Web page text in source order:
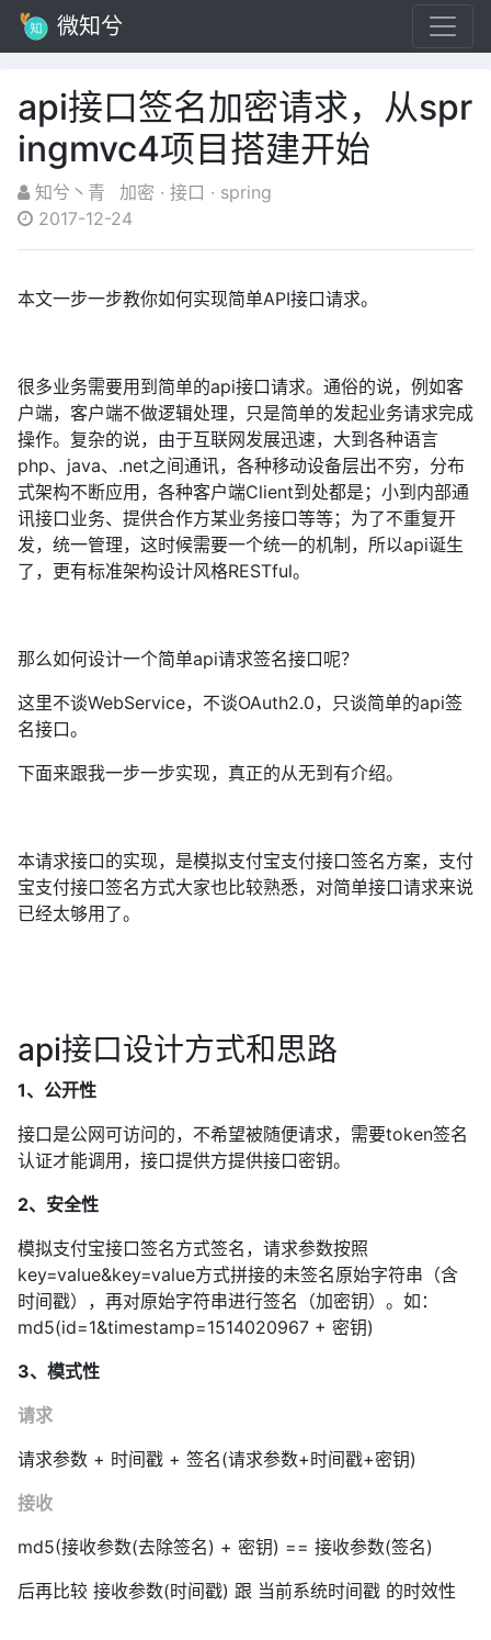
微知兮
api接口签名加密请求，从spr
ingmvc4项目搭建开始
知兮丶青 加密 · 接口 · spring
2017-12-24
本文一步一步教你如何实现简单API接口请求。
很多业务需要用到简单的api接口请求。通俗的说，例如客
户端，客户端不做逻辑处理，只是简单的发起业务请求完成
操作。复杂的说，由于互联网发展迅速，大到各种语言
php、java、.net之间通讯，各种移动设备层出不穷，分布
式架构不断应用，各种客户端Client到处都是；小到内部通
讯接口业务、提供合作方某业务接口等等；为了不重复开
发，统一管理，这时候需要一个统一的机制，所以api诞生
了，更有标准架构设计风格RESTful。
那么如何设计一个简单api请求签名接口呢？
这里不谈WebService，不谈OAuth2.0，只谈简单的api签
名接口。
下面来跟我一步一步实现，真正的从无到有介绍。
本请求接口的实现，是模拟支付宝支付接口签名方案，支付
宝支付接口签名方式大家也比较熟悉，对简单接口请求来说
已经太够用了。
api接口设计方式和思路
1、公开性
接口是公网可访问的，不希望被随便请求，需要token签名
认证才能调用，接口提供方提供接口密钥。
2、安全性
模拟支付宝接口签名方式签名，请求参数按照
key=value&key=value方式拼接的未签名原始字符串（含
时间戳），再对原始字符串进行签名（加密钥）。如：
md5(id=1&timestamp=1514020967 + 密钥)
3、模式性
请求
请求参数 + 时间戳 + 签名(请求参数+时间戳+密钥)
接收
md5(接收参数(去除签名) + 密钥) == 接收参数(签名)
后再比较 接收参数(时间戳) 跟 当前系统时间戳 的时效性